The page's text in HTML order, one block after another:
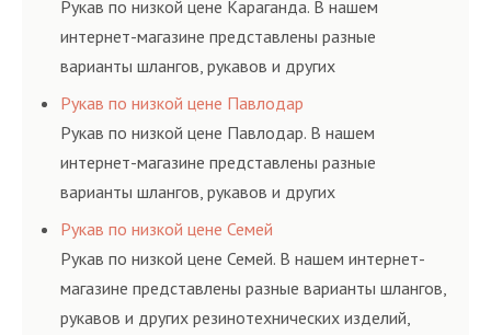
Рукав по низкой цене Караганда. В нашем
интернет-магазине представлены разные
варианты шлангов, рукавов и других
резинотехнических изделий, соответствующих
ГОСТам, техническим условиям и нормативам.
Рукав по низкой цене Павлодар
Рукав по низкой цене Павлодар. В нашем
интернет-магазине представлены разные
варианты шлангов, рукавов и других
резинотехнических изделий, соответствующих
ГОСТам, техническим условиям и нормативам.
Рукав по низкой цене Семей
Рукав по низкой цене Семей. В нашем интернет-
магазине представлены разные варианты шлангов,
рукавов и других резинотехнических изделий,